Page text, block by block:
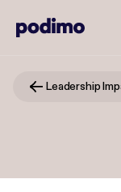
Leadership